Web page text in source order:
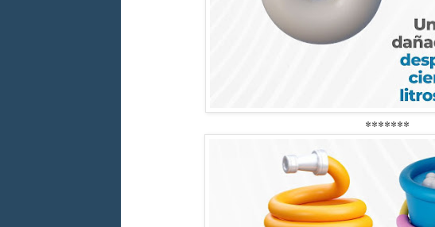
*******